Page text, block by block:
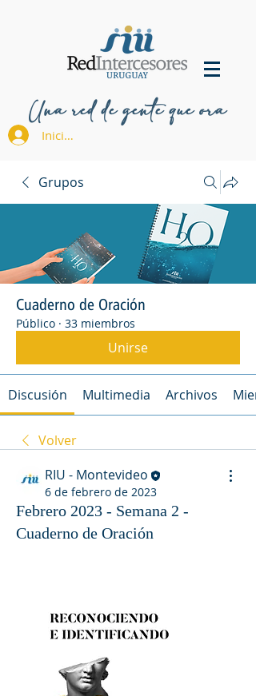
Una red de gente que ora
Iniciar sesión
Grupos
Cuaderno de Oración
Público · 33 miembros
Unirse
Discusión Multimedia Archivos
Volver
RIU - Montevideo
6 de febrero de 2023
Febrero 2023 - Semana 2 -
Cuaderno de Oración